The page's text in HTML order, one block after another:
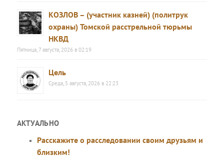
КОЗЛОВ – (участник казней) (политрук
охраны) Томской расстрельной тюрьмы
НКВД
Пятница, 7 августа, 2026 в 02:19
Цель
Среда, 5 августа, 2026 в 22:23
АКТУАЛЬНО
Расскажите о расследовании своим друзьям и
близким!